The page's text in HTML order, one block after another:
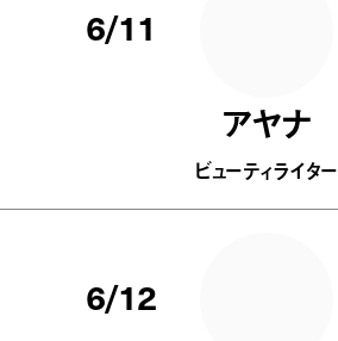
6/11
アヤナ
ビューティライター
6/12